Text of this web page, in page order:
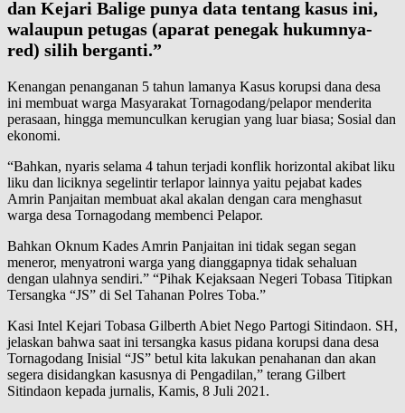
dan Kejari Balige punya data tentang kasus ini,
walaupun petugas (aparat penegak hukumnya-
red) silih berganti.”
Kenangan penanganan 5 tahun lamanya Kasus korupsi dana desa
ini membuat warga Masyarakat Tornagodang/pelapor menderita
perasaan, hingga memunculkan kerugian yang luar biasa; Sosial dan
ekonomi.
“Bahkan, nyaris selama 4 tahun terjadi konflik horizontal akibat liku
liku dan liciknya segelintir terlapor lainnya yaitu pejabat kades
Amrin Panjaitan membuat akal akalan dengan cara menghasut
warga desa Tornagodang membenci Pelapor.
Bahkan Oknum Kades Amrin Panjaitan ini tidak segan segan
meneror, menyatroni warga yang dianggapnya tidak sehaluan
dengan ulahnya sendiri.” “Pihak Kejaksaan Negeri Tobasa Titipkan
Tersangka “JS” di Sel Tahanan Polres Toba.”
Kasi Intel Kejari Tobasa Gilberth Abiet Nego Partogi Sitindaon. SH,
jelaskan bahwa saat ini tersangka kasus pidana korupsi dana desa
Tornagodang Inisial “JS” betul kita lakukan penahanan dan akan
segera disidangkan kasusnya di Pengadilan,” terang Gilbert
Sitindaon kepada jurnalis, Kamis, 8 Juli 2021.